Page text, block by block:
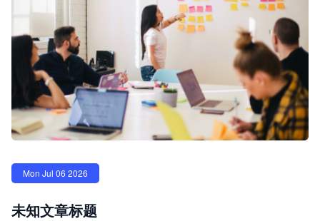
Mon Jul 06 2026
未知文章标题